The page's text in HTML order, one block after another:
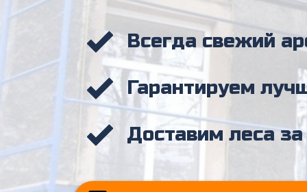
Всегда свежий
Гарантируем
Доставим леса